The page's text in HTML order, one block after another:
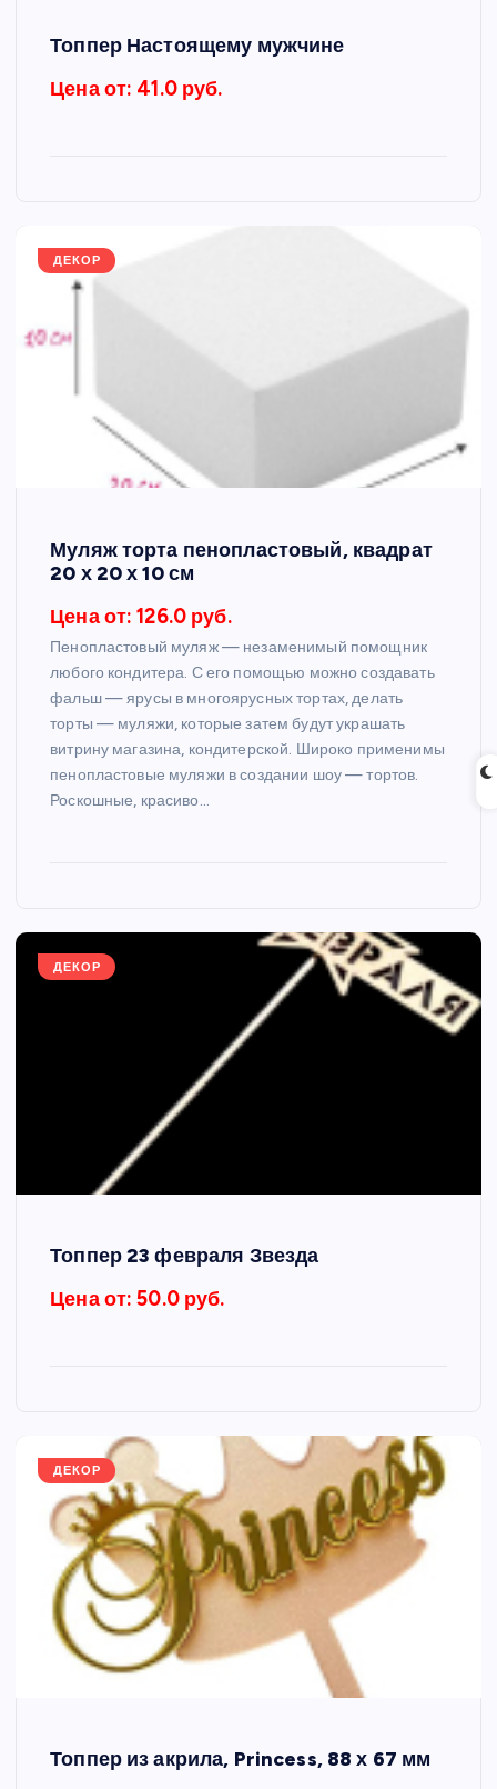
Топпер Настоящему мужчине
Цена от: 41.0 руб.
ДЕКОР
Муляж торта пенопластовый, квадрат
20 х 20 х 10 см
Цена от: 126.0 руб.
Пенопластовый муляж — незаменимый помощник
любого кондитера. С его помощью можно создавать
фальш — ярусы в многоярусных тортах, делать
торты — муляжи, которые затем будут украшать
витрину магазина, кондитерской. Широко применимы
пенопластовые муляжи в создании шоу — тортов.
Роскошные, красиво…
ДЕКОР
Топпер 23 февраля Звезда
Цена от: 50.0 руб.
ДЕКОР
Топпер из акрила, Princess, 88 х 67 мм